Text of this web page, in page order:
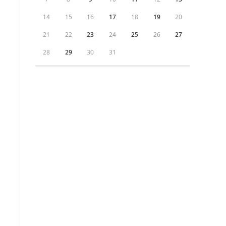
14 15 16 17 18 19 20
21 22 23 24 25 26 27
28 29 30 31